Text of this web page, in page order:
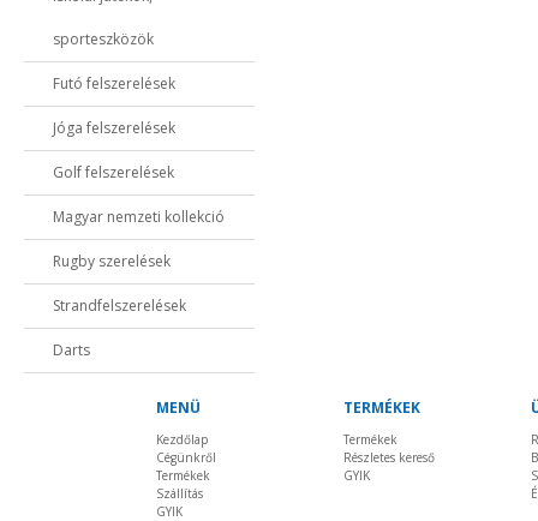
sporteszközök
Futó felszerelések
Jóga felszerelések
Golf felszerelések
Magyar nemzeti kollekció
Rugby szerelések
Strandfelszerelések
Darts
MENÜ
Kezdőlap
Cégünkről
Termékek
Szállítás
GYIK
TERMÉKEK
Termékek
Részletes kereső
GYIK